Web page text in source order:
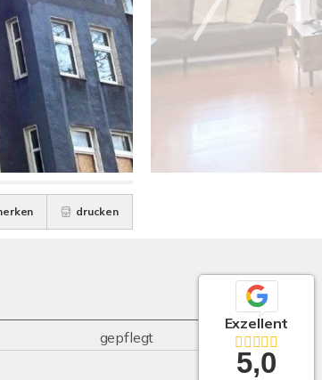
drucken
gepflegt
Exzellent
5,0